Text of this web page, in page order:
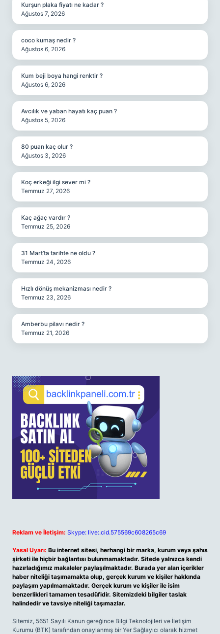
Kurşun plaka fiyatı ne kadar ?
Ağustos 7, 2026
coco kumaş nedir ?
Ağustos 6, 2026
Kum beji boya hangi renktir ?
Ağustos 6, 2026
Avcılık ve yaban hayatı kaç puan ?
Ağustos 5, 2026
80 puan kaç olur ?
Ağustos 3, 2026
Koç erkeği ilgi sever mi ?
Temmuz 27, 2026
Kaç ağaç vardır ?
Temmuz 25, 2026
31 Mart’ta tarihte ne oldu ?
Temmuz 24, 2026
Hızlı dönüş mekanizması nedir ?
Temmuz 23, 2026
Amberbu pilavı nedir ?
Temmuz 21, 2026
Reklam ve İletişim: Skype: live:.cid.575569c608265c69
Yasal Uyarı: Bu internet sitesi, herhangi bir marka, kurum veya şahıs
şirketi ile hiçbir bağlantısı bulunmamaktadır. Sitede yalnızca kendi
hazırladığımız makaleler paylaşılmaktadır. Burada yer alan içerikler
haber niteliği taşımamakta olup, gerçek kurum ve kişiler hakkında
paylaşım yapılmamaktadır. Gerçek kurum ve kişiler ile isim
benzerlikleri tamamen tesadüfidir. Sitemizdeki bilgiler taslak
halindedir ve tavsiye niteliği taşımazlar.
Sitemiz, 5651 Sayılı Kanun gereğince Bilgi Teknolojileri ve İletişim
Kurumu (BTK) tarafından onaylanmış bir Yer Sağlayıcı olarak hizmet